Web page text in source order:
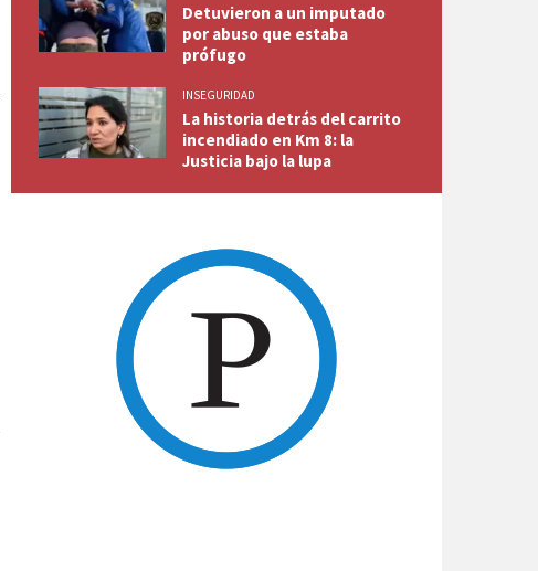
Detuvieron a un imputado
por abuso que estaba
prófugo
INSEGURIDAD
La historia detrás del carrito
incendiado en Km 8: la
Justicia bajo la lupa